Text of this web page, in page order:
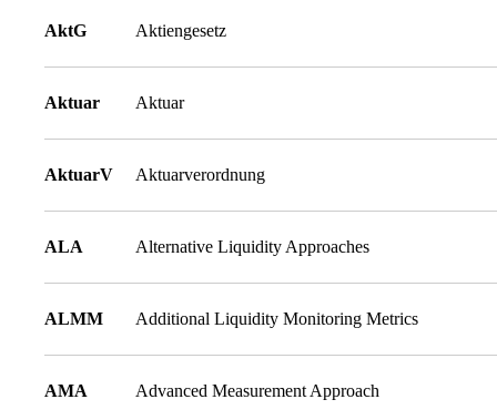
AktG Aktiengesetz
Aktuar Aktuar
AktuarV Aktuarverordnung
ALA Alternative Liquidity Approaches
ALMM Additional Liquidity Monitoring Metrics
AMA Advanced Measurement Approach